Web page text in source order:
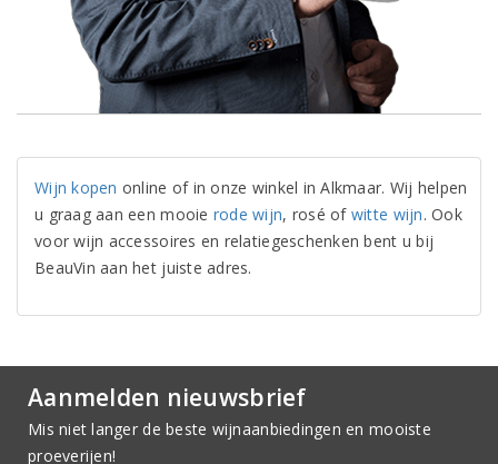
Wijn kopen online of in onze winkel in Alkmaar. Wij helpen
u graag aan een mooie rode wijn, rosé of witte wijn. Ook
voor wijn accessoires en relatiegeschenken bent u bij
BeauVin aan het juiste adres.
Aanmelden nieuwsbrief
Mis niet langer de beste wijnaanbiedingen en mooiste
proeverijen!